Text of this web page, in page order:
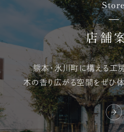
店舗
熊本・氷川町に構える工
木の香り広がる空間をぜひ